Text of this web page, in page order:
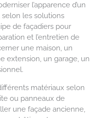
l’apparence d’un
les solutions
de façadiers pour
et l’entretien de
une maison, un
extension, un garage, un
matériaux selon
ou panneaux de
une façade ancienne,